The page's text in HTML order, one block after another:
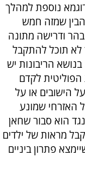
נוספת למהלך
שמזה חמש
ודרישה מתונה
לא תוכל להתקבל
הריבונות יש
לקדם
הישובים או על
האזרחי שמונע
הוא סבור שחאן
מראות של ילדים
פתרון ביניים